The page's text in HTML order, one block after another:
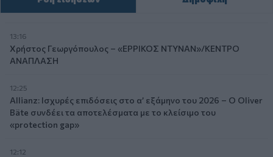
13:16
Χρήστος Γεωργόπουλος – «ΕΡΡΙΚΟΣ ΝΤΥΝΑΝ»/ΚΕΝΤΡΟ
ΑΝΑΠΛΑΣΗ
12:25
Allianz: Ισχυρές επιδόσεις στο α’ εξάμηνο του 2026 – Ο Oliver
Bäte συνδέει τα αποτελέσματα με το κλείσιμο του
«protection gap»
12:12